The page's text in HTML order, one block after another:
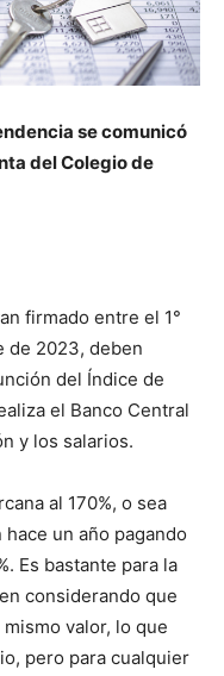
se comunicó
del Colegio de
firmado entre el 1°
de 2023, deben
del Índice de
el Banco Central
y los salarios.
al 170%, o sea
un año pagando
Es bastante para la
considerando que
valor, lo que
pero para cualquier